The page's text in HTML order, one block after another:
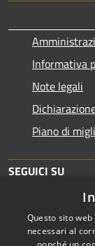
Informativa
Note legali
Piano di
SEGUICI SU
Questo sito
necessari al